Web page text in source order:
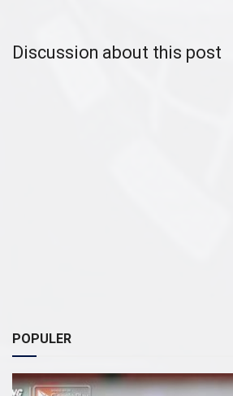
Discussion about this post
POPULER